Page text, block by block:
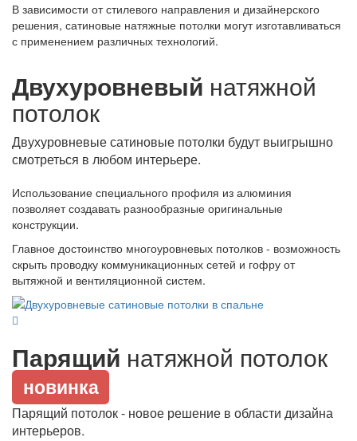
В зависимости от стилевого направления и дизайнерского
решения, сатиновые натяжные потолки могут изготавливаться
с применением различных технологий.
Двухуровневый натяжной
потолок
Двухуровневые сатиновые потолки будут выигрышно
смотреться в любом интерьере.
Использование специального профиля из алюминия
позволяет создавать разнообразные оригинальные
конструкции.
Главное достоинство многоуровневых потолков - возможность
скрыть проводку коммуникационных сетей и гофру от
вытяжной и вентиляционной систем.
Парящий натяжной потолок
новинка
Парящий потолок - новое решение в области дизайна
интерьеров.